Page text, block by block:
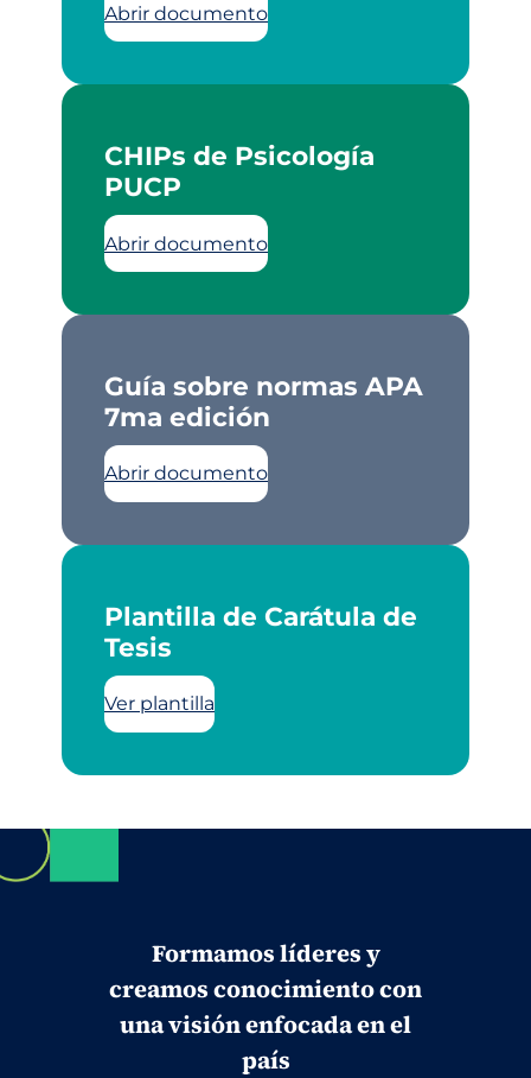
Abrir documento
CHIPs de Psicología
PUCP
Abrir documento
Guía sobre normas APA
7ma edición
Abrir documento
Plantilla de Carátula de
Tesis
Ver plantilla
Formamos líderes y
creamos conocimiento con
una visión enfocada en el
país